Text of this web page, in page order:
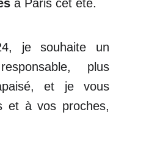
à Paris cet été.
je souhaite un
plus
et je vous
et à vos proches,